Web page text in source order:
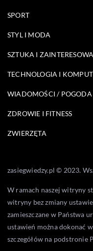
SPORT
STYL I MODA
SZTUKA I
TECHNOLOGIA I
WIADOMOŚCI /
ZDROWIE I FITNESS
ZWIERZĘTA
zasiegwiedzy.pl © 2023.
W ramach naszej witryny
witryny bez zmiany
zamieszczane w Państwa
ustawień można dokonać
szczegółów na podstronie